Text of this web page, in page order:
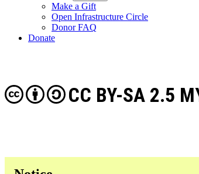
Make a Gift
Open Infrastructure Circle
Donor FAQ
Donate
CC BY-SA 2.5